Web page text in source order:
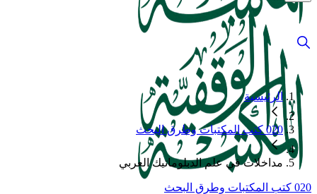
الرئيسية
020 كتب المكتبات وطرق البحث
مداخلات في علم الدبلوماتيك العربي
020 كتب المكتبات وطرق البحث